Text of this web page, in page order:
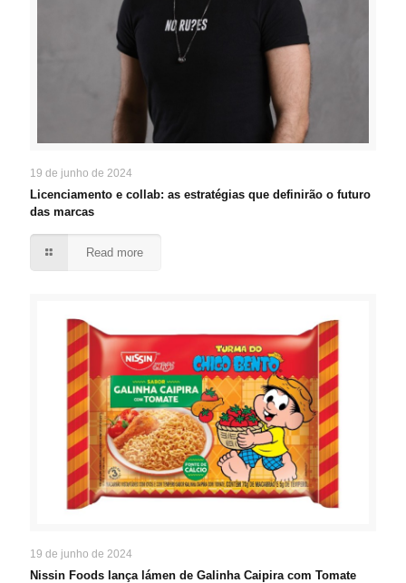
19 de junho de 2024
Licenciamento e collab: as estratégias que definirão o futuro
das marcas
Read more
19 de junho de 2024
Nissin Foods lança lámen de Galinha Caipira com Tomate